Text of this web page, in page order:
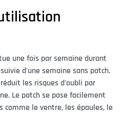
une fois par semaine durant
d'une semaine sans patch.
les risques d'oubli par
Le patch se pose facilement
comme le ventre, les épaules, le